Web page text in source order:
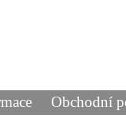
Obchodní